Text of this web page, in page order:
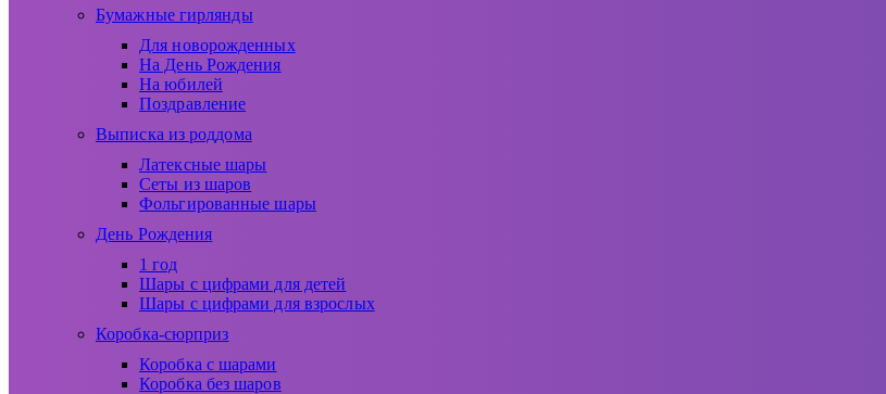
Бумажные гирлянды
Для новорожденных
На День Рождения
На юбилей
Поздравление
Выписка из роддома
Латексные шары
Сеты из шаров
Фольгированные шары
День Рождения
1 год
Шары с цифрами для детей
Шары с цифрами для взрослых
Коробка-сюрприз
Коробка с шарами
Коробка без шаров